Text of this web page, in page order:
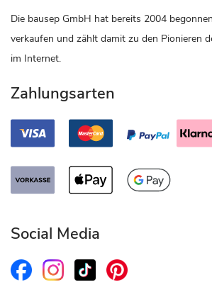
Die bausep GmbH hat bereits 2004
verkaufen und zählt damit zu den Pionieren
im Internet.
Zahlungsarten
Social Media